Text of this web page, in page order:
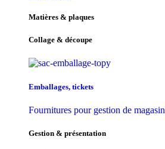
Matières & plaques
Collage & découpe
Emballages, tickets
Fournitures pour gestion de magasin
Gestion & présentation